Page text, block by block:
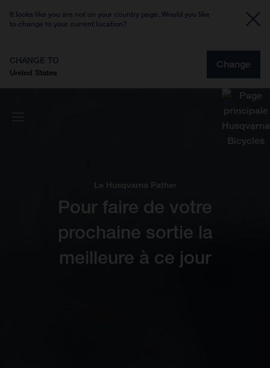
It looks like you are not on your country page. Would you like
to change to your current location?
CHANGE TO
United States
Change
Le Husqvarna Pather
Pour faire de votre
prochaine sortie la
meilleure à ce jour